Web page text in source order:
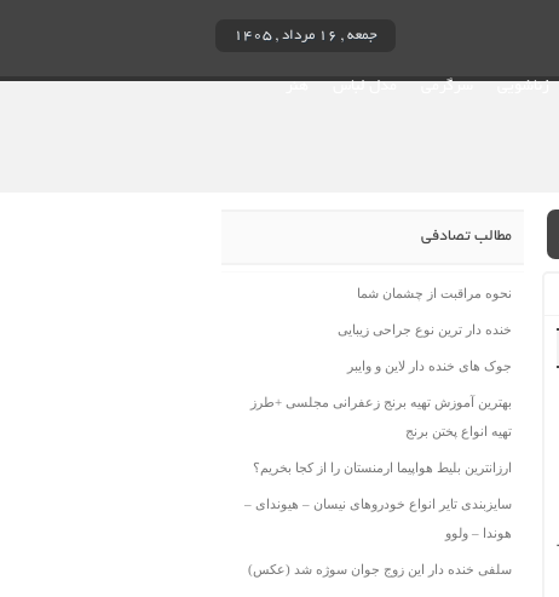
جمعه , ۱۶ مرداد , ۱۴۰۵
مطالب تصادفی
نحوه مراقبت از چشمان شما
خنده دار ترین نوع جراحی زیبایی
جوک های خنده دار لاین و وایبر
بهترین آموزش تهیه برنج زعفرانی مجلسی +طرز
تهیه انواع پختن برنج
ارزانترین بلیط هواپیما ارمنستان را از کجا بخریم؟
سایزبندی تایر انواع خودروهای نیسان – هیوندای –
هوندا – ولوو
سلفی خنده دار این زوج جوان سوژه شد (عکس)